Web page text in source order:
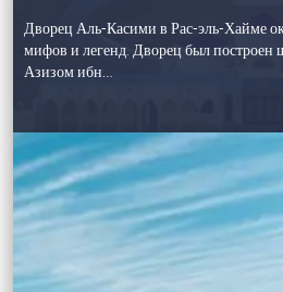
Дворец Аль-Касими в Рас-эль-Хайме
мифов и легенд. Дворец был построен
Азизом ибн…